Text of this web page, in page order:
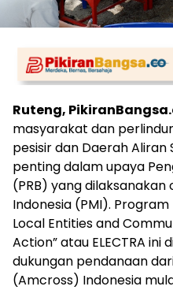
Ruteng,
masyarakat dan
pesisir dan Daerah Aliran
penting dalam upaya
(PRB) yang dilaksanakan
Indonesia (PMI).
Local Entities and
Action” atau ELECTRA
dukungan pendanaan
(Amcross) Indonesia